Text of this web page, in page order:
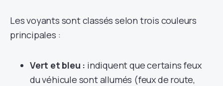
Les voyants sont classés selon trois couleurs
principales :
Vert et bleu : indiquent que certains feux
du véhicule sont allumés (feux de route,